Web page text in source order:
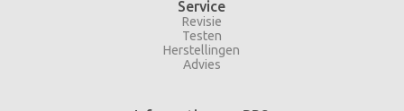
Service
Revisie
Testen
Herstellingen
Advies